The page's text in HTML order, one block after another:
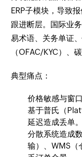
ERP子模块，导致
跟进断层。国际业
易术语、关务单证
（OFAC/KYC）、
典型痛点：
价格敏感与窗
基于普氏（
延迟造成丢单。
分散系统造成
输）、WMS（